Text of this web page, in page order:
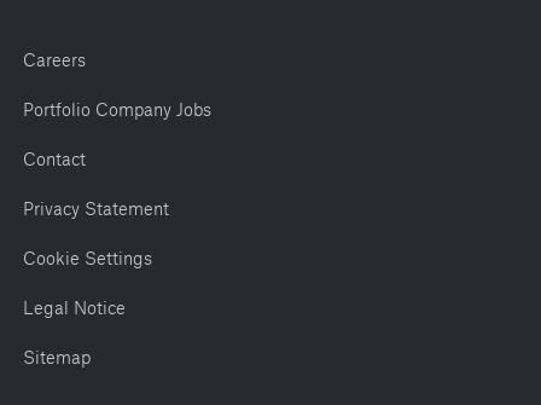
Careers
Portfolio Company Jobs
Contact
Privacy Statement
Cookie Settings
Legal Notice
Sitemap